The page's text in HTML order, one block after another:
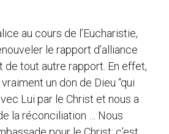
au cours de l’Eucharistie,
le rapport d’alliance
de tout autre rapport. En effet,
un don de Dieu “qui
Lui par le Christ et nous a
la réconciliation … Nous